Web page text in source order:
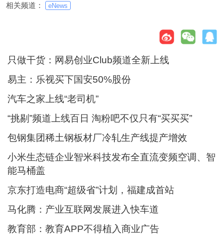
相关频道： eNews
只做干货：网易创业Club频道全新上线
易主：乐视买下国安50%股份
汽车之家上线“老司机”
“挑剔”频道上线百日 淘粉吧不仅只有“买买买”
包钢集团稀土钢板材厂冷轧生产线提产增效
小米生态链企业智米科技发布全直流变频空调、智
能马桶盖
京东打造电商“超级省”计划，福建成首站
马化腾：产业互联网发展进入快车道
教育部：教育APP不得植入商业广告